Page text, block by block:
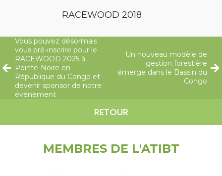
RACEWOOD 2018
Vous pouvez désormais
vous pré-inscrire pour le
RACEWOOD 2025 à
Pointe-Noire en
République du Congo et
devenir sponsor de notre
événement
RETOUR
Un nouveau modèle de
gestion forestière
émerge dans le Bassin du
Congo
MEMBRES DE L'ATIBT